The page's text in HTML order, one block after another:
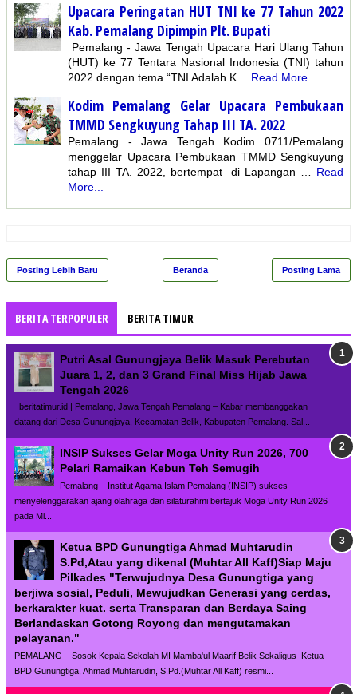
Upacara Peringatan HUT TNI ke 77 Tahun 2022
Kab. Pemalang Dipimpin Plt. Bupati
Pemalang - Jawa Tengah Upacara Hari Ulang Tahun
(HUT) ke 77 Tentara Nasional Indonesia (TNI) tahun
2022 dengan tema “TNI Adalah K…
Read More...
Kodim Pemalang Gelar Upacara Pembukaan
TMMD Sengkuyung Tahap III TA. 2022
Pemalang - Jawa Tengah Kodim 0711/Pemalang
menggelar Upacara Pembukaan TMMD Sengkuyung
tahap III TA. 2022, bertempat di Lapangan …
Read
More...
Posting Lebih Baru Posting Lama
Beranda
BERITA TERPOPULER BERITA TIMUR
Putri Asal Gunungjaya Belik Masuk Perebutan
Juara 1, 2, dan 3 Grand Final Miss Hijab Jawa
Tengah 2026
beritatimur.id | Pemalang, Jawa Tengah Pemalang – Kabar membanggakan
datang dari Desa Gunungjaya, Kecamatan Belik, Kabupaten Pemalang. Sal...
INSIP Sukses Gelar Moga Unity Run 2026, 700
Pelari Ramaikan Kebun Teh Semugih
Pemalang – Institut Agama Islam Pemalang (INSIP) sukses
menyelenggarakan ajang olahraga dan silaturahmi bertajuk Moga Unity Run 2026
pada Mi...
Ketua BPD Gunungtiga Ahmad Muhtarudin
S.Pd,Atau yang dikenal (Muhtar All Kaff)Siap Maju
Pilkades "Terwujudnya Desa Gunungtiga yang
berjiwa sosial, Peduli, Mewujudkan Generasi yang cerdas,
berkarakter kuat. serta Transparan dan Berdaya Saing
Berlandaskan Gotong Royong dan mengutamakan
pelayanan."
PEMALANG – Sosok Kepala Sekolah MI Mamba'ul Maarif Belik Sekaligus Ketua
BPD Gunungtiga, Ahmad Muhtarudin, S.Pd.(Muhtar All Kaff) resmi...